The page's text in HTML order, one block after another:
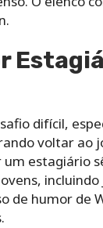
difícil,
voltar ao
estagiário
de humor